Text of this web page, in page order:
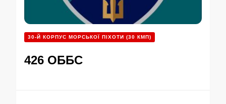
30-Й КОРПУС МОРСЬКОЇ ПІХОТИ (30 КМП)
426 ОББС